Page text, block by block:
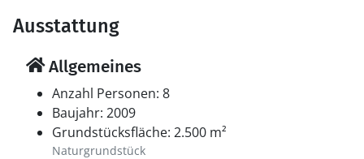
Ausstattung
Allgemeines
Anzahl Personen: 8
Baujahr: 2009
Grundstücksfläche: 2.500 m²
Naturgrundstück